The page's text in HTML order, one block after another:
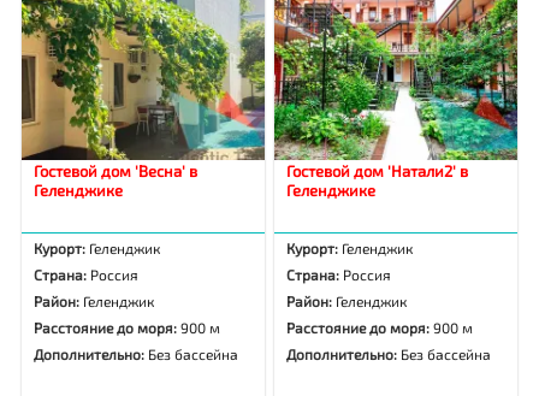
Гостевой дом 'Весна' в
Геленджике
Курорт: Геленджик
Страна: Россия
Район: Геленджик
Расстояние до моря:900 м
Дополнительно: Без бассейна
Гостевой дом 'Натали2' в
Геленджике
Курорт: Геленджик
Страна: Россия
Район: Геленджик
Расстояние до моря:900 м
Дополнительно: Без бассейна